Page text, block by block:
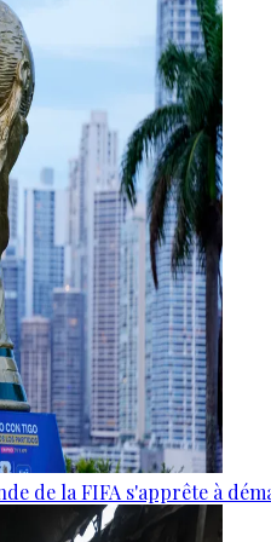
de la FIFA s'apprête à